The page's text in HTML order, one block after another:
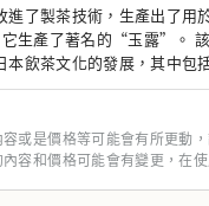
了製茶技術，生產出了用
生產了著名的“玉露”。
飲茶文化的發展，其中包
茶葉批發商、茶節等代表
或是價格等可能會有所更動
容和價格可能會有變更，在